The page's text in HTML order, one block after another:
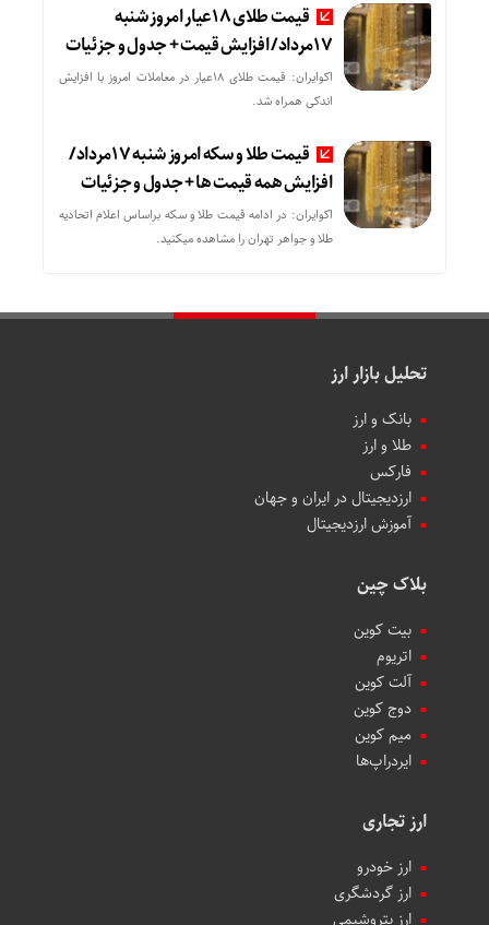
قیمت طلای 18عیار امروز شنبه
17مرداد/ افزایش قیمت + جدول و جزئیات
اکوایران: قیمت طلای 18عیار در معاملات امروز با افزایش
اندکی همراه شد.
قیمت طلا و سکه امروز شنبه 17مرداد/
افزایش همه قیمت ها + جدول و جزئیات
اکوایران: در ادامه قیمت طلا و سکه براساس اعلام اتحادیه
طلا و جواهر تهران را مشاهده میکنید.
تحلیل بازار ارز
بانک و ارز
طلا و ارز
فارکس
ارزدیجیتال در ایران و جهان
آموزش ارزدیجیتال
بلاک چین
بیت کوین
اتریوم
آلت کوین
دوج کوین
میم کوین‌
ایردراپ‌ها
ارز تجاری
ارز خودرو
ارز گردشگری
ارز پتروشیمی